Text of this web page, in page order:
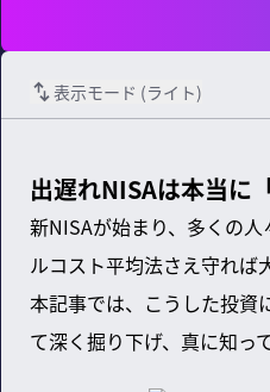
表示モード (ライト)
出遅れNISAは本当に
新NISAが始まり、多くの
ルコスト平均法さえ守れば
本記事では、こうした投資
て深く掘り下げ、真に知っ